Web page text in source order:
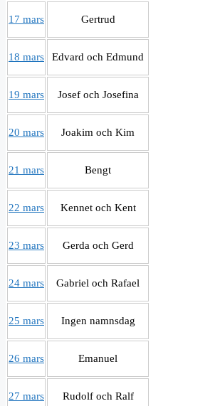
17 mars Gertrud
18 mars Edvard och Edmund
19 mars Josef och Josefina
20 mars Joakim och Kim
21 mars Bengt
22 mars Kennet och Kent
23 mars Gerda och Gerd
24 mars Gabriel och Rafael
25 mars Ingen namnsdag
26 mars Emanuel
27 mars Rudolf och Ralf